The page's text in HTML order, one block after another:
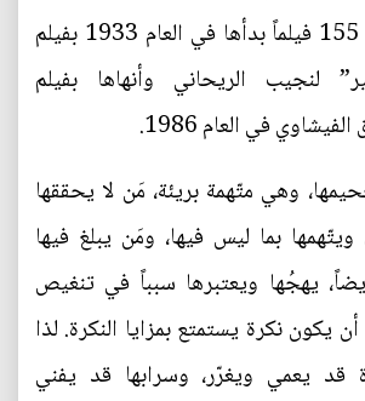
وإنجازه يزيد عن 155 فيلماً بدأها في العام 1933 بفيلم
لنجيب الريحاني وأنهاها بفيلم
في العام 1986.
وهي متّهمة بريئة، مَن لا يحققها
ويتّهمها بما ليس فيها، ومَن يبلغ فيها
يهجُها ويعتبرها سبباً في تنغيص
يكون نكرة يستمتع بمزايا النكرة. لذا
قد يعمي ويغرّر، وسرابها قد يفني